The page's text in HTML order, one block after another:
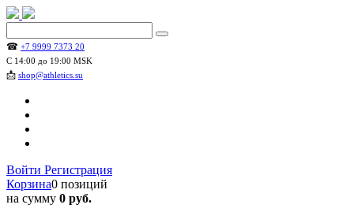
☎ +7 9999 7373 20
С 14:00 до 19:00 MSK
📩 shop@athletics.su
Войти Регистрация
Корзина0 позиций
на сумму 0 руб.